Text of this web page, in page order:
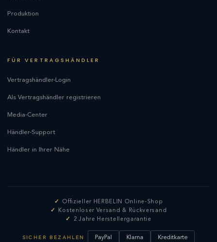
Produktion
Kontakt
FÜR VERTRAGSHÄNDLER
Vertragshändler-Login
Als Vertragshändler registrieren
Media-Center
Händler-Support
Händler in Ihrer Nähe
Offizieller HERBELIN Online-Shop
Kostenloser Versand & Rückversand
2 Jahre Herstellergarantie
SICHER BEZAHLEN PayPal Klarna Kreditkarte